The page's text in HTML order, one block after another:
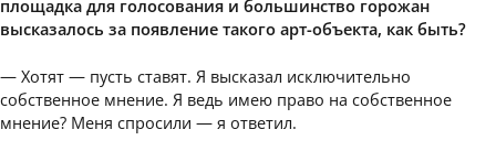
площадка для голосования и большинство горожан
высказалось за появление такого арт-объекта, как быть?
— Хотят — пусть ставят. Я высказал исключительно
собственное мнение. Я ведь имею право на собственное
мнение? Меня спросили — я ответил.